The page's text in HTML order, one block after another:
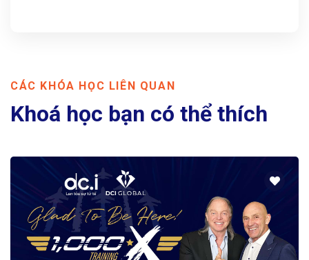
CÁC KHÓA HỌC LIÊN QUAN
Khoá học bạn có thể thích
Phát Triển Bản Thân
DCI GLOBAL 1000X